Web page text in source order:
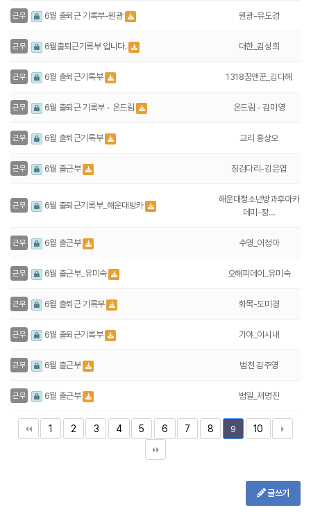
근무 6월 출퇴근 기록부-원광 원광-유도경
근무 6월출퇴근기록부 입니다. 대한_김성희
근무 6월 출퇴근기록부 1318꿈앤꾼_김다해
근무 6월 출퇴근 기록부 - 온드림 온드림 - 김미영
근무 6월 출퇴근기록부 교리 홍상오
근무 6월 출근부 징검다리-김은엽
근무 6월 출퇴근기록부_해운대방카
해운대청소년방과후아카
데미-정…
근무 6월 출근부 수영_이정아
근무 6월 출근부_유미숙 오해피데이_유미숙
근무 6월 출퇴근 기록부 화목-도미경
근무 6월 출퇴근기록부 가야_이시내
근무 6월 출근부 범천 김주영
근무 6월 출근부 범일_제명진
1 2 3 4 5 6 7 8 9 10
글쓰기